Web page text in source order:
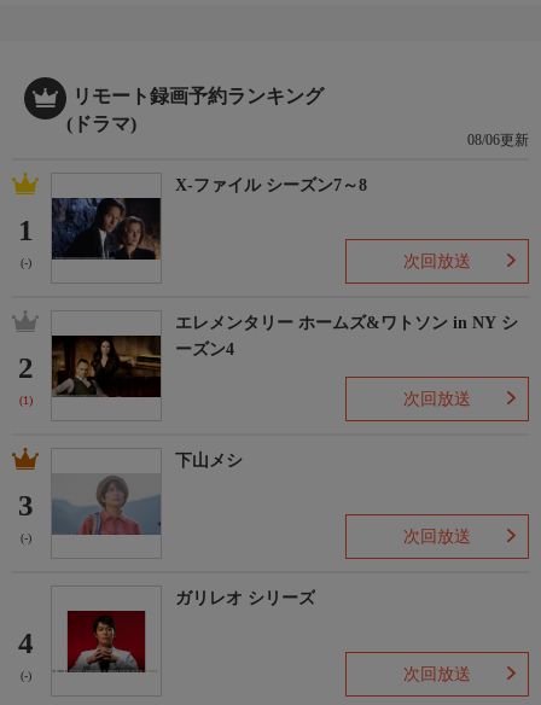
リモート録画予約ランキング
(ドラマ)
08/06更新
1
(-)
X-ファイル シーズン7～8
次回放送
2
(1)
エレメンタリー ホームズ&ワトソン in NY シ
ーズン4
次回放送
3
(-)
下山メシ
次回放送
4
(-)
ガリレオ シリーズ
次回放送